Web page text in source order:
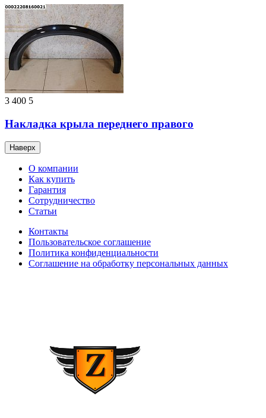
3 400 5
Накладка крыла переднего правого
Наверх
О компании
Как купить
Гарантия
Сотрудничество
Статьи
Контакты
Пользовательское соглашение
Политика конфиденциальности
Соглашение на обработку персональных данных